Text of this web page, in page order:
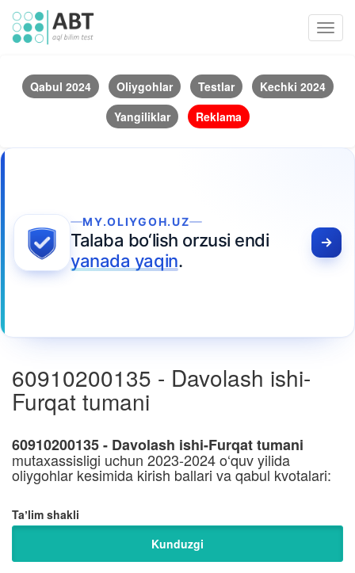
Qabul 2024 Oliygohlar Testlar
Kechki 2024
Yangiliklar
Reklama
MY.OLIYGOH.UZ
Talaba bo‘lish orzusi endi
yanada yaqin.
60910200135 - Davolash ishi-
Furqat tumani
60910200135 - Davolash ishi-Furqat tumani
mutaxassisligi uchun 2023-2024 o‘quv yilida
oliygohlar kesimida kirish ballari va qabul kvotalari:
Taʼlim shakli
Kunduzgi